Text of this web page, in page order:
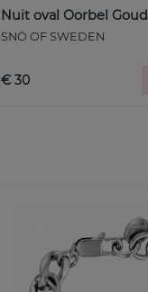
Nuit oval Oorbel Goud
SNÖ OF SWEDEN
€ 30